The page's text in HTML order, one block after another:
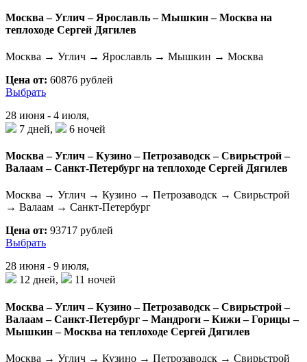
Москва – Углич – Ярославль – Мышкин – Москва на
теплоходе Сергей Дягилев
Москва → Углич → Ярославль → Мышкин → Москва
Цена от: 60876 рублей
Выбрать
28 июня - 4 июля,
7 дней,
6 ночей
Москва – Углич – Кузино – Петрозаводск – Свирьстрой –
Валаам – Санкт-Петербург на теплоходе Сергей Дягилев
Москва → Углич → Кузино → Петрозаводск → Свирьстрой
→ Валаам → Санкт-Петербург
Цена от: 93717 рублей
Выбрать
28 июня - 9 июля,
12 дней,
11 ночей
Москва – Углич – Кузино – Петрозаводск – Свирьстрой –
Валаам – Санкт-Петербург – Мандроги – Кижи – Горицы –
Мышкин – Москва на теплоходе Сергей Дягилев
Москва → Углич → Кузино → Петрозаводск → Свирьстрой